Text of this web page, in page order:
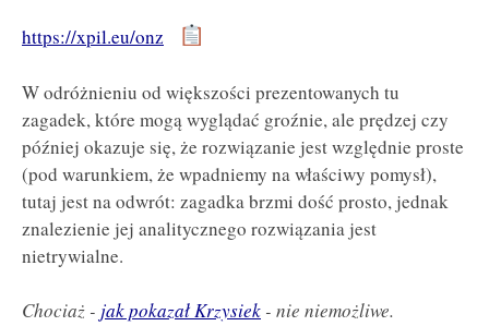
https://xpil.eu/onz
W odróżnieniu od większości prezentowanych tu
zagadek, które mogą wyglądać groźnie, ale prędzej czy
później okazuje się, że rozwiązanie jest względnie proste
(pod warunkiem, że wpadniemy na właściwy pomysł),
tutaj jest na odwrót: zagadka brzmi dość prosto, jednak
znalezienie jej analitycznego rozwiązania jest
nietrywialne.
Chociaż - jak pokazał Krzysiek - nie niemożliwe.